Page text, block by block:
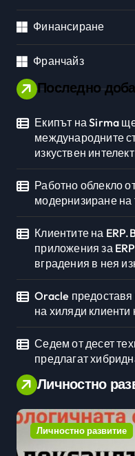
Финансиране
Франчайз
Последно
Екипът на Sirma
международните
изкуствен
Работно облекло
модернизиране на
Клиентите на
приложения за
вградения в нея
Oracle
на хиляди
Седем от десет
предлагат
Личностно
Личностно развитие